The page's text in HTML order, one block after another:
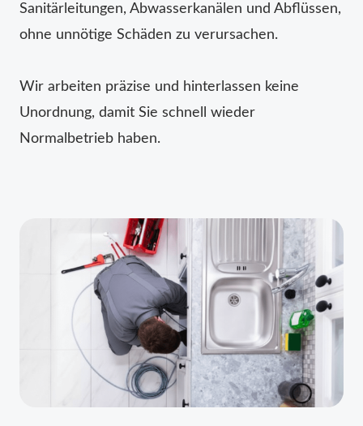
Sanitärleitungen, Abwasserkanälen und Abflüssen,
ohne unnötige Schäden zu verursachen.
Wir arbeiten präzise und hinterlassen keine
Unordnung, damit Sie schnell wieder
Normalbetrieb haben.